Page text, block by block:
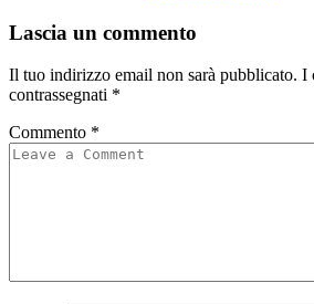
Lascia un commento
Il tuo indirizzo email non sarà pubblicato. I
contrassegnati *
Commento *